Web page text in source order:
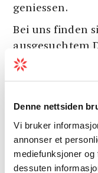
Denne nettsiden
Vi bruker
annonser et
mediefunksjoner
dessuten
geniessen.
Bei uns finden
ausgesuchtem
gemütlichen
Zimmer haben
Spa Behandlung
Genießen Sie
einer
Siehe mehr